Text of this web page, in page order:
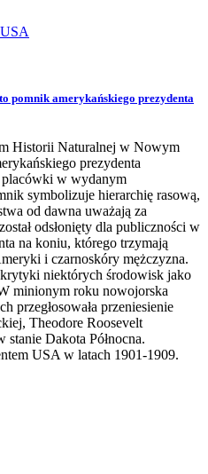
pomnik amerykańskiego prezydenta
Historii Naturalnej w Nowym
prezydenta
placówki w wydanym
symbolizuje hierarchię rasową,
od dawna uważają za
odsłonięty dla publiczności w
na koniu, którego trzymają
i czarnoskóry mężczyzna.
niektórych środowisk jako
minionym roku nowojorska
przegłosowała przeniesienie
Theodore Roosevelt
Dakota Północna.
USA w latach 1901-1909.